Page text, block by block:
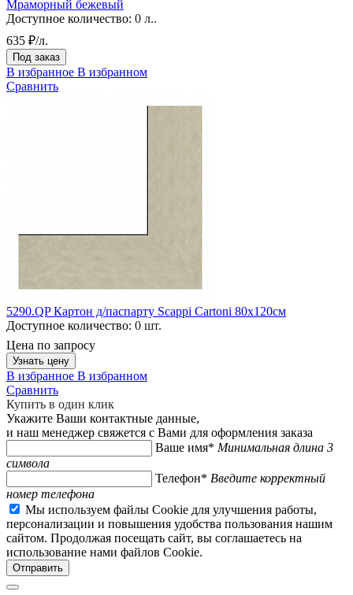
Мраморный бежевый
Доступное количество: 0 л..
635 ₽/л.
Под заказ
В избранное В избранном
Сравнить
5290.QP Картон д/паспарту Scappi Cartoni 80х120см
Доступное количество: 0 шт.
Цена по запросу
Узнать цену
В избранное В избранном
Сравнить
Купить в один клик
Укажите Ваши контактные данные,
и наш менеджер свяжется с Вами для оформления заказа
Ваше имя* Минимальная длина 3
символа
Телефон* Введите корректный
номер телефона
Мы используем файлы Cookie для улучшения работы,
персонализации и повышения удобства пользования нашим
сайтом. Продолжая посещать сайт, вы соглашаетесь на
использование нами файлов Cookie.